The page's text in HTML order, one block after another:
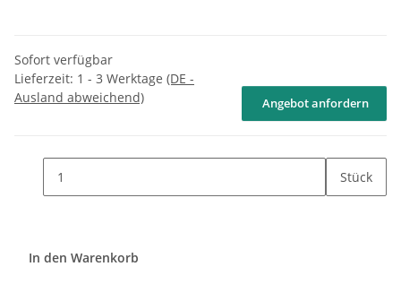
Sofort verfügbar
Lieferzeit: 1 - 3 Werktage (DE -
Ausland abweichend)
Angebot anfordern
Stück
In den Warenkorb